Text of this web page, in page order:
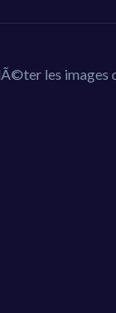
les images